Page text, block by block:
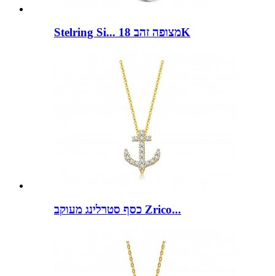
Stelring Si... מצופה זהב 18K
כסף סטרלינג מעוקב Zrico...